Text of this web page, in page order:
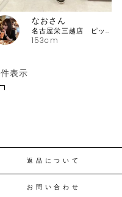
153cm
なおさん
名古屋栄三越店 ピッコーネ
件表示
返品について
お問い合わせ